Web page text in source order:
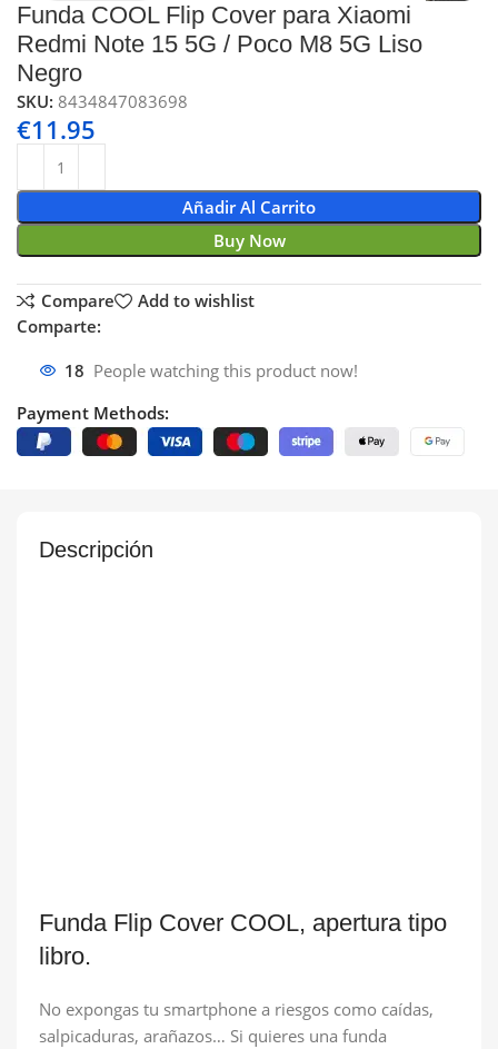
Funda COOL Flip Cover para Xiaomi
Redmi Note 15 5G / Poco M8 5G Liso
Negro
SKU:8434847083698
€11.95
Añadir Al Carrito
Buy Now
Compare
Add to wishlist
Comparte:
18 People watching this product now!
Payment Methods:
Descripción
Funda Flip Cover COOL, apertura tipo
libro.
No expongas tu smartphone a riesgos como caídas,
salpicaduras, arañazos… Si quieres una funda